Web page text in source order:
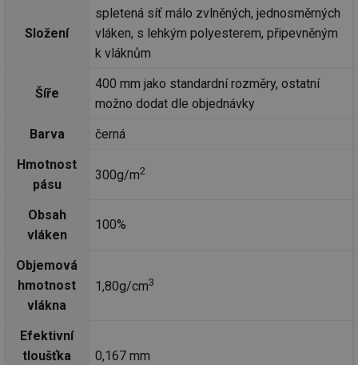
Složení
spletená síť málo zvlněných, jednosměrných
vláken, s lehkým polyesterem, připevněným
k vláknům
Šíře
400 mm jako standardní rozměry, ostatní
možno dodat dle objednávky
Barva
černá
Hmotnost
pásu
300g/m2
Obsah
vláken
100%
Objemová
hmotnost
vlákna
1,80g/cm3
Efektivní
tloušťka
0,167 mm